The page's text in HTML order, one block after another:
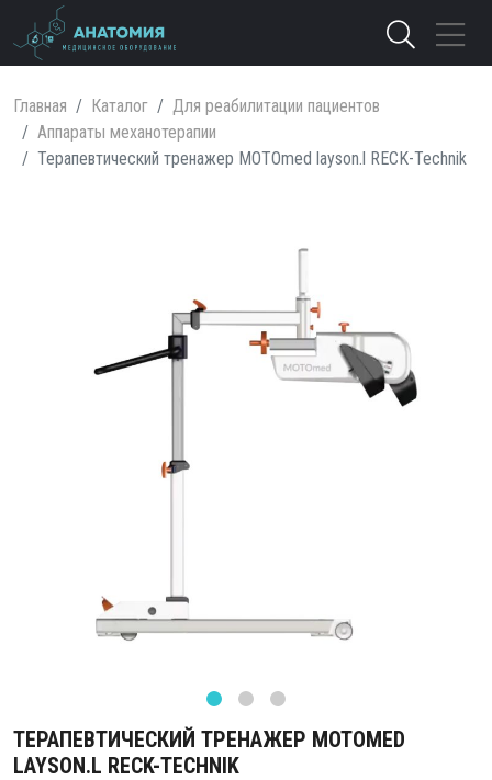
Главная Каталог
Для реабилитации пациентов
Аппараты механотерапии
Терапевтический тренажер MOTOmed layson.l RECK-Technik
ТЕРАПЕВТИЧЕСКИЙ ТРЕНАЖЕР MOTOMED
LAYSON.L RECK-TECHNIK